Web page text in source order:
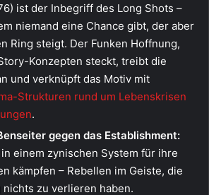
ist der Inbegriff des Long Shots –
niemand eine Chance gibt, der aber
Ring steigt. Der Funken Hoffnung,
Konzepten steckt, treibt die
und verknüpft das Motiv mit
Strukturen rund um Lebenskrisen
.
gegen das Establishment:
einem zynischen System für ihre
kämpfen – Rebellen im Geiste, die
nichts zu verlieren haben.